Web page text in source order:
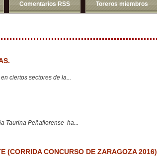
Comentarios RSS Toreros miembros
ciertos sectores de la...
Taurina Peñaflorense ha...
(CORRIDA CONCURSO DE ZARAGOZA 2016)